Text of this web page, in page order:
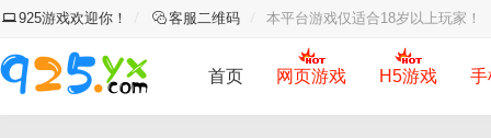
925游戏欢迎你！ 客服二维码 本平台游戏仅适合18岁以上玩家！
首页 网页游戏 H5游戏 手